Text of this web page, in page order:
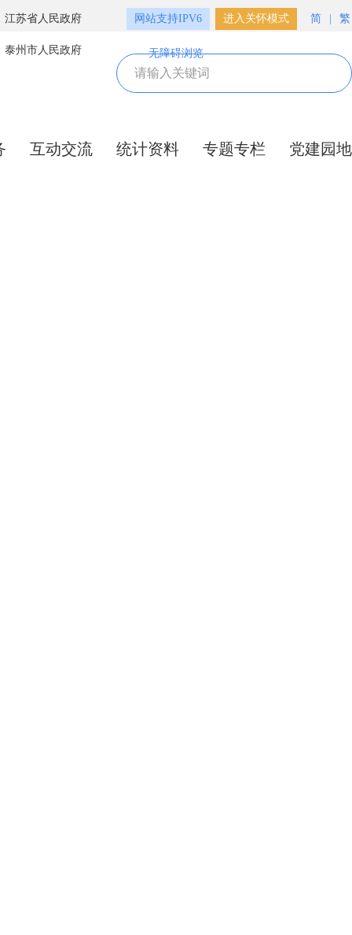
江苏省人民政府
泰州市人民政府
网站支持IPV6 进入关怀模式 简 繁
无障碍浏览
互动交流 统计资料 专题专栏 党建园地